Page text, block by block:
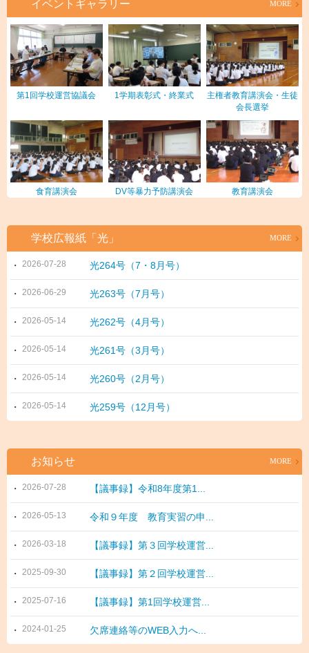
イベントギャラリー MORE
第1回学校運営協議会 1学期表彰式・終業式
主権者教育講演会・生徒
会長選挙
食育講演会 DV等暴力予防講演会 教育講演会
学校広報紙「光」 MORE
2026-07-28 光264号（7・8月号）
2026-06-29 光263号（7月号）
2026-05-14 光262号（4月号）
2026-05-14 光261号（3月号）
2026-05-14 光260号（2月号）
2026-05-14 光259号（12月号）
お知らせ MORE
2026-07-28 【議事録】令和8年度第1...
2026-05-13 令和９年度 教育実習の申...
2026-03-18 【議事録】第３回学校運営...
2025-09-30 【議事録】第２回学校運営...
2025-07-16 【議事録】第1回学校運営...
2024-01-25 欠席連絡等のWEB入力へ...